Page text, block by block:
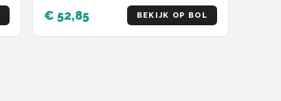
€ 52,85 BEKIJK OP BOL